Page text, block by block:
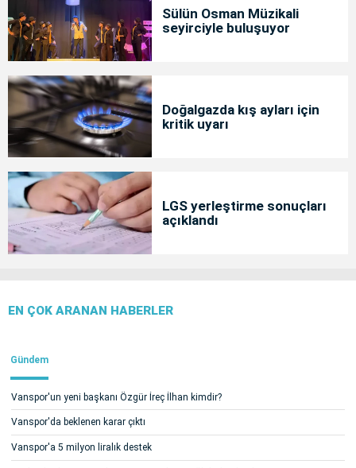
Sülün Osman Müzikali
seyirciyle buluşuyor
Doğalgazda kış ayları için
kritik uyarı
LGS yerleştirme sonuçları
açıklandı
EN ÇOK ARANAN HABERLER
Gündem
Vanspor'un yeni başkanı Özgür İreç İlhan kimdir?
Vanspor'da beklenen karar çıktı
Vanspor'a 5 milyon liralık destek